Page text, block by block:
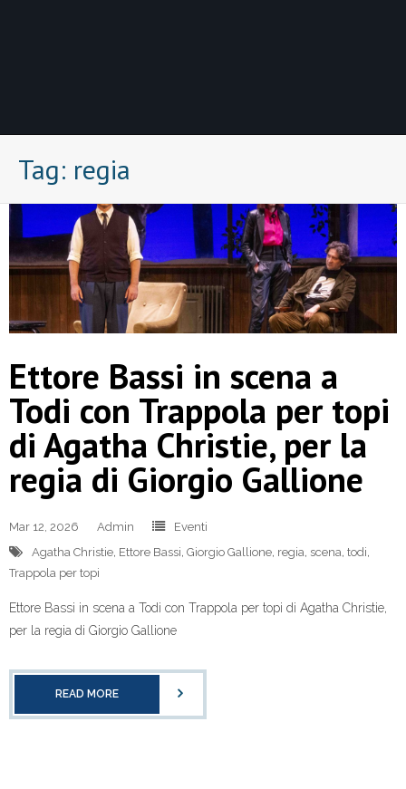
Tag: regia
Ettore Bassi in scena a
Todi con Trappola per topi
di Agatha Christie, per la
regia di Giorgio Gallione
Mar 12, 2026 Admin
Eventi
Agatha Christie Ettore Bassi Giorgio Gallione regia scena todi
Trappola per topi
Ettore Bassi in scena a Todi con Trappola per topi di Agatha Christie,
per la regia di Giorgio Gallione
READ MORE